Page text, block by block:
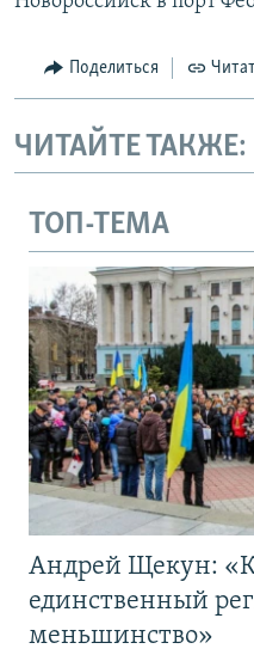
Поделиться
ЧИТАЙТЕ ТАКЖЕ:
ТОП-ТЕМА
Андрей Щекун:
единственный
меньшинство»